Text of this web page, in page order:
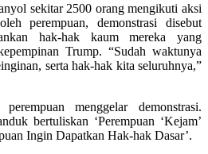
sekitar 2500 orang mengikuti aksi
perempuan, demonstrasi disebut
hak-hak kaum mereka yang
Trump. “Sudah waktunya
serta hak-hak kita seluruhnya,”
menggelar demonstrasi.
bertuliskan ‘Perempuan ‘Kejam’
Ingin Dapatkan Hak-hak Dasar’.